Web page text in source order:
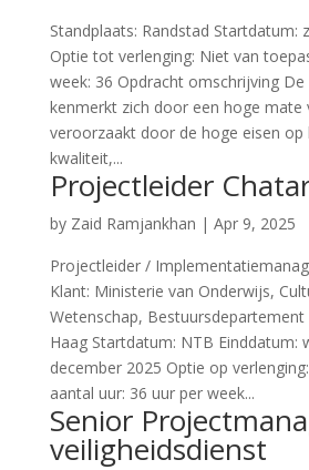
Standplaats: Randstad Startdatum:
Optie tot verlenging: Niet van
week: 36 Opdracht omschrijving
kenmerkt zich door een hoge mate
veroorzaakt door de hoge eisen op
kwaliteit,...
Projectleider
by Zaid Ramjankhan | Apr 9, 2025
Projectleider /
Klant: Ministerie van Onderwijs,
Wetenschap, Bestuursdepartement
Haag Startdatum: NTB Einddatum:
december 2025 Optie op
aantal uur: 36 uur per week...
Senior
veiligheidsdienst